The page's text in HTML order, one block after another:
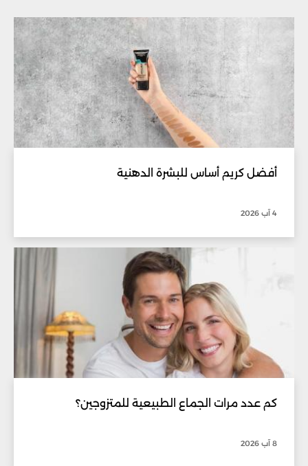
أفضل كريم أساس للبشرة الدهنية
4 آب 2026
كم عدد مرات الجماع الطبيعية للمتزوجين؟
8 آب 2026